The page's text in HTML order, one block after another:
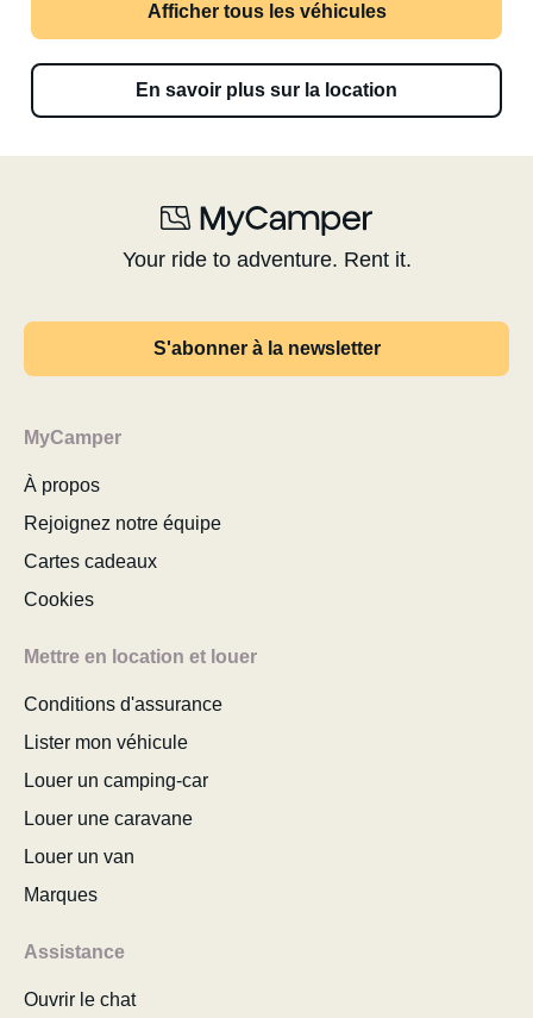
Afficher tous les véhicules
En savoir plus sur la location
Your ride to adventure. Rent it.
S'abonner à la newsletter
MyCamper
À propos
Rejoignez notre équipe
Cartes cadeaux
Cookies
Mettre en location et louer
Conditions d'assurance
Lister mon véhicule
Louer un camping-car
Louer une caravane
Louer un van
Marques
Assistance
Ouvrir le chat